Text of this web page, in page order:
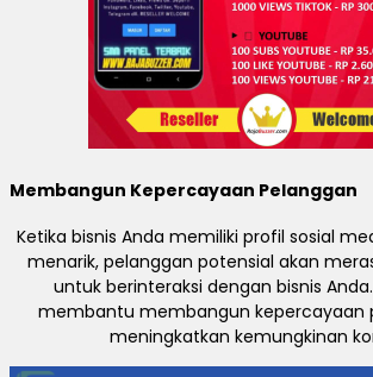
Membangun Kepercayaan Pelanggan
Ketika bisnis Anda memiliki profil sosial
menarik, pelanggan potensial akan
untuk berinteraksi dengan bisnis
membantu membangun kepercayaan
meningkatkan kemungkinan